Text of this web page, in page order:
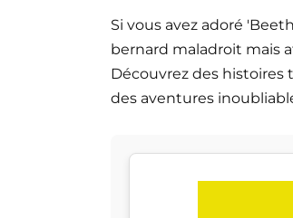
Si vous avez adoré
bernard maladroit mais
Découvrez des histoires
des aventures